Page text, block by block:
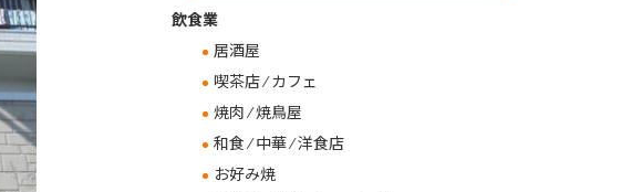
飲食業
居酒屋
喫茶店 ⁄ カフェ
焼肉 ⁄ 焼鳥屋
和食 ⁄ 中華 ⁄ 洋食店
お好み焼